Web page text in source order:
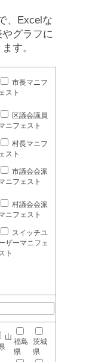
、Excelな
グラフに
す。
市長マニフ
ェスト
区議会議員
ニフェスト
村長マニフ
ェスト
市議会会派
ニフェスト
村議会会派
ニフェスト
スイッチユ
ザーマニフェ
ト
山
福島
県
茨城
県